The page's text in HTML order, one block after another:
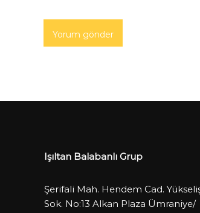
Işıltan Balabanlı Grup
Şerifali Mah. Hendem Cad.
Sok. No:13 Alkan Plaza Ümraniye/